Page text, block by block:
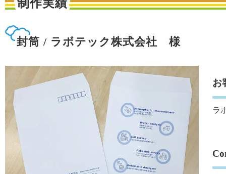
制作実績
封筒 / ラボテック株式会社 様
お
ラ